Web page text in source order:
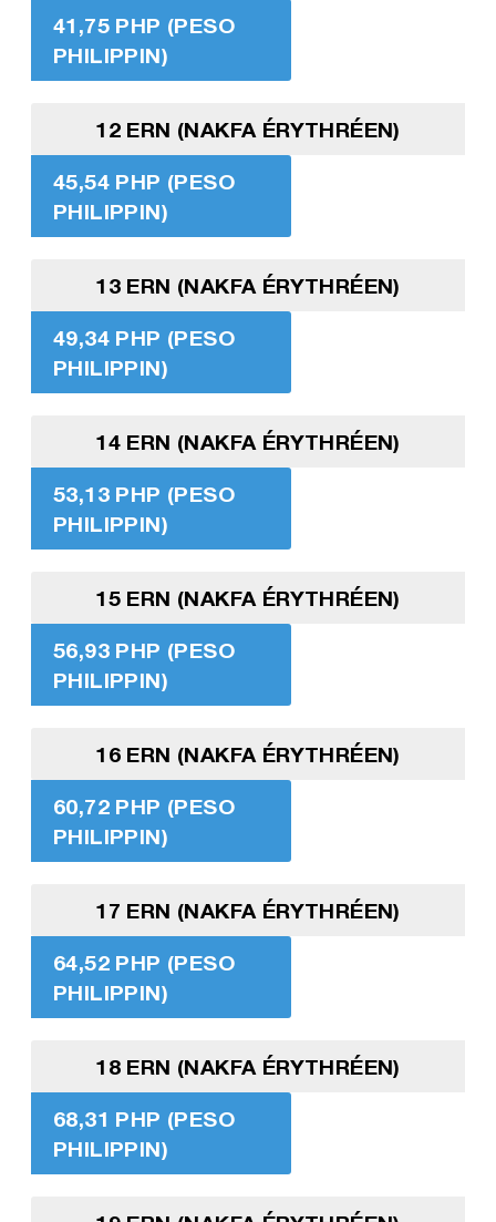
41,75 PHP (PESO
PHILIPPIN)
12 ERN (NAKFA ÉRYTHRÉEN)
45,54 PHP (PESO
PHILIPPIN)
13 ERN (NAKFA ÉRYTHRÉEN)
49,34 PHP (PESO
PHILIPPIN)
14 ERN (NAKFA ÉRYTHRÉEN)
53,13 PHP (PESO
PHILIPPIN)
15 ERN (NAKFA ÉRYTHRÉEN)
56,93 PHP (PESO
PHILIPPIN)
16 ERN (NAKFA ÉRYTHRÉEN)
60,72 PHP (PESO
PHILIPPIN)
17 ERN (NAKFA ÉRYTHRÉEN)
64,52 PHP (PESO
PHILIPPIN)
18 ERN (NAKFA ÉRYTHRÉEN)
68,31 PHP (PESO
PHILIPPIN)